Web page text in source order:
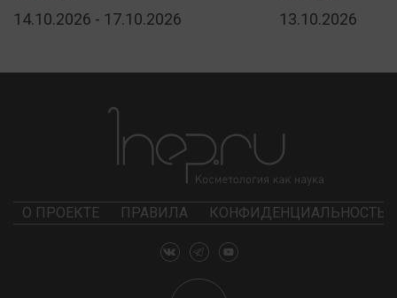
14.10.2026 - 17.10.2026 13.10.2026
О ПРОЕКТЕ ПРАВИЛА КОНФИДЕНЦИАЛЬНОСТЬ